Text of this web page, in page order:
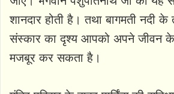
शानदार होती है। तथा बागमती नदी के
संस्कार का दृश्य आपको अपने जीवन के
मजबूर कर सकता है।